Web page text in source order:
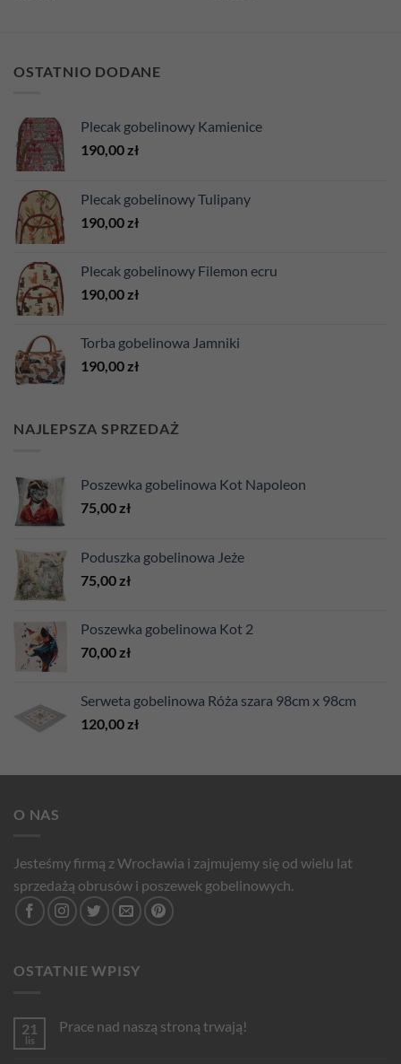
OSTATNIO DODANE
Plecak gobelinowy Kamienice
190,00 zł
Plecak gobelinowy Tulipany
190,00 zł
Plecak gobelinowy Filemon ecru
190,00 zł
Torba gobelinowa Jamniki
190,00 zł
NAJLEPSZA SPRZEDAŻ
Poszewka gobelinowa Kot Napoleon
75,00 zł
Poduszka gobelinowa Jeże
75,00 zł
Poszewka gobelinowa Kot 2
70,00 zł
Serweta gobelinowa Róża szara 98cm x 98cm
120,00 zł
O NAS
Jesteśmy firmą z Wrocławia i zajmujemy się od wielu lat
sprzedażą obrusów i poszewek gobelinowych.
OSTATNIE WPISY
21
lis
Prace nad naszą stroną trwają!